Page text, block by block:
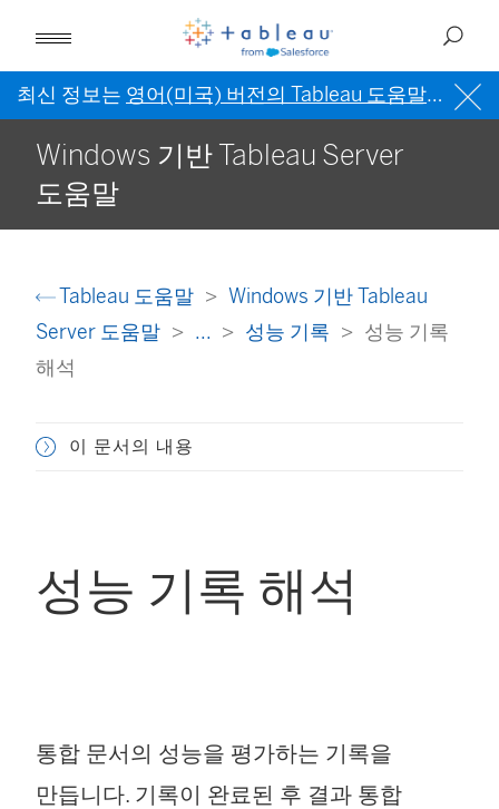
최신 정보는 영어(미국) 버전의 Tableau 도움말을 참조
Windows 기반 Tableau Server
도움말
Tableau 도움말
Windows 기반 Tableau
Server 도움말
... 성능 기록
성능 기록
해석
이 문서의 내용
성능 기록 해석
통합 문서의 성능을 평가하는 기록을
만듭니다. 기록이 완료된 후 결과 통합